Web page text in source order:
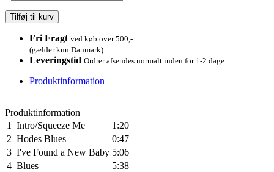
Tilføj til kurv
Fri Fragt ved køb over 500,-
(gælder kun Danmark)
Leveringstid Ordrer afsendes normalt inden for 1-2 dage
Produktinformation
Produktinformation
1
Intro/Squeeze Me
1:20
2 Hodes Blues
0:47
3 I've Found a New Baby 5:06
4 Blues
5:38